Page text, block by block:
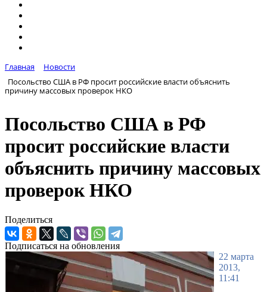
Главная
Новости
Посольство США в РФ просит российские власти объяснить
причину массовых проверок НКО
Посольство США в РФ
просит российские власти
объяснить причину массовых
проверок НКО
Поделиться
Подписаться на обновления
22 марта
2013,
11:41